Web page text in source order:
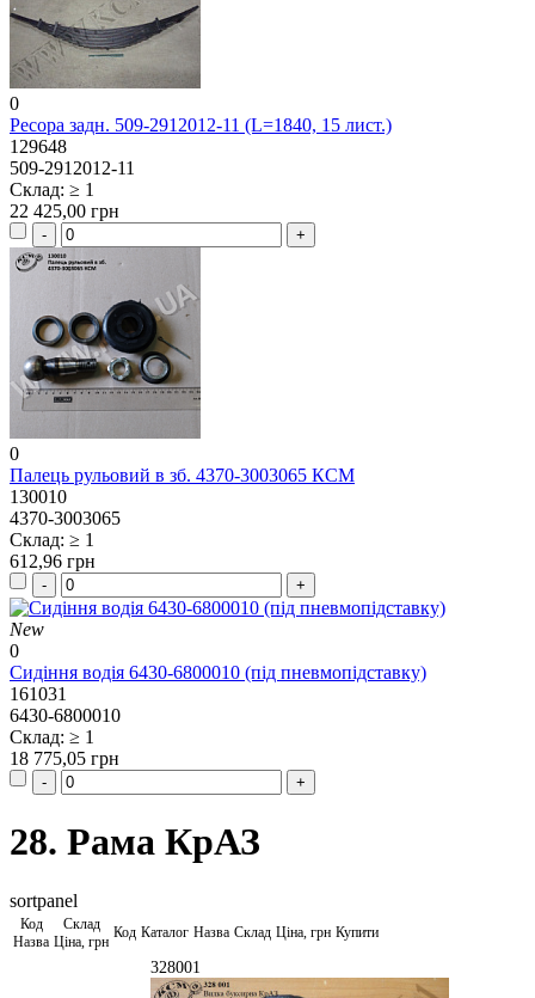
0
Ресора задн. 509-2912012-11 (L=1840, 15 лист.)
129648
509-2912012-11
Склад: ≥ 1
22 425,00 грн
0
Палець рульовий в зб. 4370-3003065 КСМ
130010
4370-3003065
Склад: ≥ 1
612,96 грн
New
0
Сидіння водія 6430-6800010 (під пневмопідставку)
161031
6430-6800010
Склад: ≥ 1
18 775,05 грн
28. Рама КрАЗ
sortpanel
Код
Назва
Склад
Ціна, грн
Код Каталог Назва Склад Ціна, грн Купити
328001